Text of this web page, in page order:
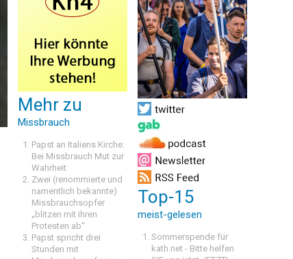
Mehr zu
Missbrauch
Papst an Italiens Kirche:
Bei Missbrauch Mut zur
Wahrheit
Zwei (renommierte und
namentlich bekannte)
Missbrauchsopfer
„blitzen mit ihren
Protesten ab“
Papst spricht drei
Stunden mit
Top-15
meist-gelesen
Sommerspende für
kath.net - Bitte helfen